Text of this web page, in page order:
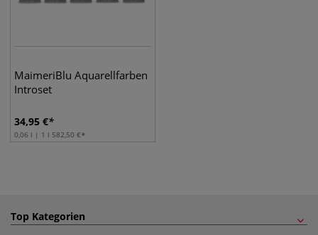
MaimeriBlu Aquarellfarben
Introset
34,95 €
0,06 l | 1 l 582,50 €
Top Kategorien